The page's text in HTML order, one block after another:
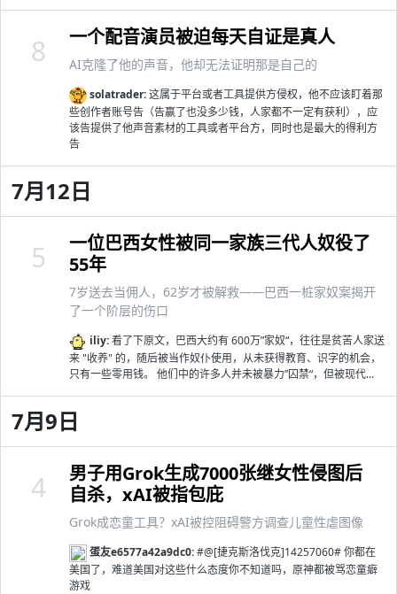
一个配音演员被迫每天自证是真人
AI克隆了他的声音，他却无法证明那是自己的
solatrader:这属于平台或者工具提供方侵权，他不应该盯着那
些创作者账号告（告赢了也没多少钱，人家都不一定有获利），应
该告提供了他声音素材的工具或者平台方，同时也是最大的得利方
告
8
7月12日
一位巴西女性被同一家族三代人奴役了
55年
7岁送去当佣人，62岁才被解救——巴西一桩家奴案揭开
了一个阶层的伤口
iliy:看了下原文，巴西大约有 600万”家奴“，往往是贫苦人家送
来 "收养" 的，随后被当作奴仆使用，从未获得教育、识字的机会，
只有一些零用钱。 他们中的许多人并未被暴力”囚禁“，但被现代...
5
7月9日
男子用Grok生成7000张继女性侵图后
自杀，xAI被指包庇
Grok成恋童工具？xAI被控阻碍警方调查儿童性虐图像
蛋友e6577a42a9dc0:#@[捷克斯洛伐克]14257060# 你都在
美国了，难道美国对这些什么态度你不知道吗，原神都被骂恋童癖
游戏
4